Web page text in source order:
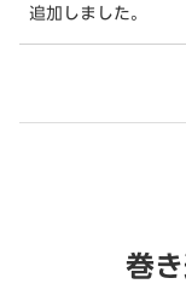
追加しました。
巻